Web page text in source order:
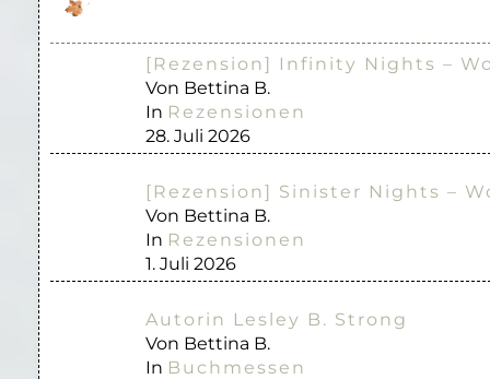
[Rezension] Infinity Nights –
Von Bettina B.
In Rezensionen
28. Juli 2026
[Rezension] Sinister Nights –
Von Bettina B.
In Rezensionen
1. Juli 2026
Autorin Lesley B. Strong
Von Bettina B.
In Buchmessen